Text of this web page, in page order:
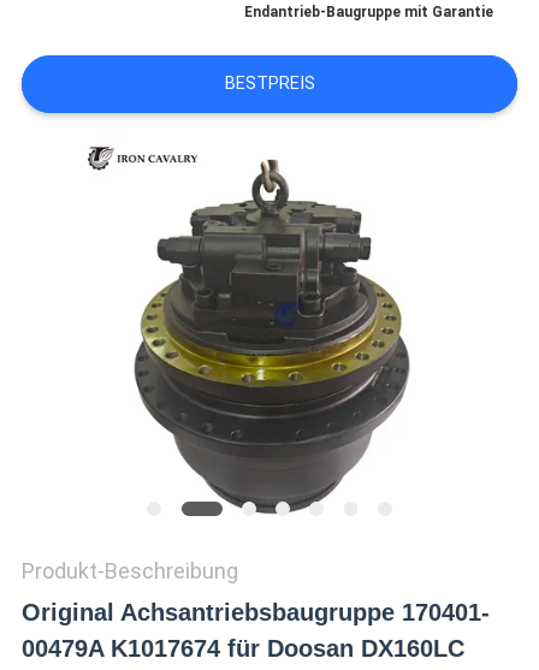
SITEMAP
DATENSCHUTZ-
BESTIMMUNGEN
Endantrieb-Baugruppe mit Garantie
BESTPREIS
Produkt-Beschreibung
Original Achsantriebsbaugruppe 170401-
00479A K1017674 für Doosan DX160LC